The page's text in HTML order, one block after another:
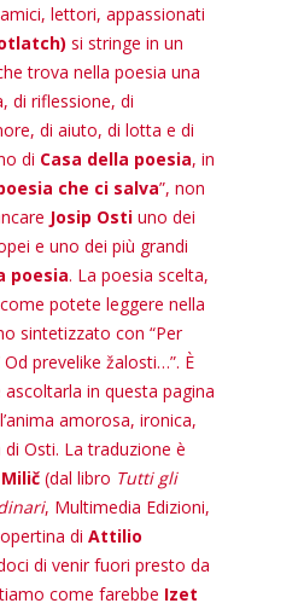
lettori, appassionati
si stringe in un
trova nella poesia una
di riflessione, di
di aiuto, di lotta e di
di Casa della poesia, in
che ci salva”, non
Josip Osti uno dei
e uno dei più grandi
poesia. La poesia scelta,
potete leggere nella
sintetizzato con “Per
prevelike žalosti…”. È
in questa pagina
amorosa, ironica,
Osti. La traduzione è
(dal libro Tutti gli
, Multimedia Edizioni,
di Attilio
di venir fuori presto da
come farebbe Izet